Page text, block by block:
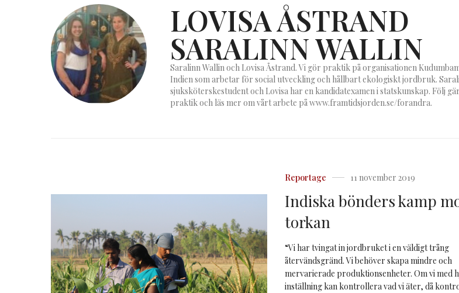
LOVISA ÅSTRAND
SARALINN WALLIN
Saralinn Wallin och Lovisa Åstrand. Vi gör praktik på organisationen
Indien som arbetar för social utveckling och hållbart ekologiskt jordbruk.
sjuksköterskestudent och Lovisa har en kandidatexamen i statskunskap. Följ
praktik och läs mer om vårt arbete på www.framtidsjorden.se/forandra​.
Reportage 11 november 2019
Indiska bönders kamp
torkan
“​Vi har tvingat in jordbruket i en väldigt trång
återvändsgränd. Vi behöver skapa mindre och
mervarierade produktionsenheter. ​Om vi med
inställning kan kontrollera vad vi äter, då